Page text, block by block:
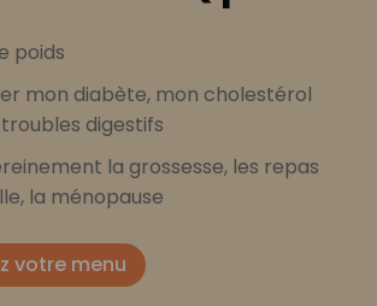
poids
mon diabète, mon cholestérol
digestifs
la grossesse, les repas
la ménopause
votre menu